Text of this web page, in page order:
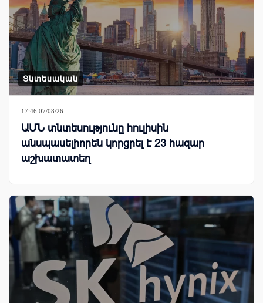
Տնտեսական
17:46 07/08/26
ԱՄՆ տնտեսությունը հուլիսին
անսպասելիորեն կորցրել է 23 հազար
աշխատատեղ